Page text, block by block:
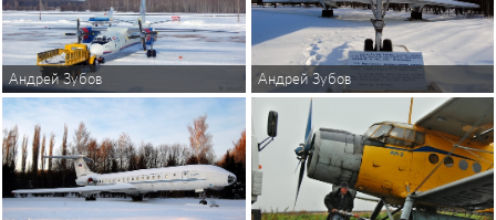
Андрей Зубов Андрей Зубов